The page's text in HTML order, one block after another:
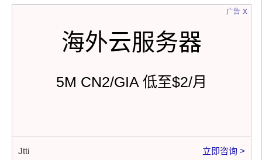
广告
海外云服务器
5M CN2/GIA 低至$2/月
Jtti 立即咨询 >
x